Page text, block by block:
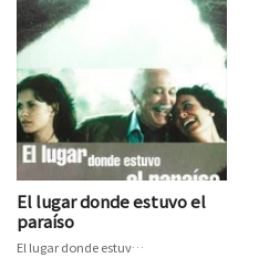
El lugar donde estuvo el
paraíso
El lugar donde estuvo el paraíso